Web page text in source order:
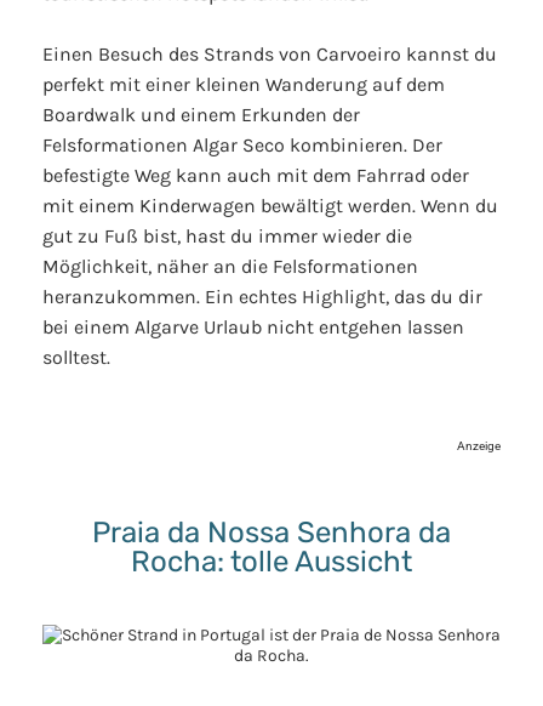
Einen Besuch des Strands von Carvoeiro kannst du
perfekt mit einer kleinen Wanderung auf dem
Boardwalk und einem Erkunden der
Felsformationen Algar Seco kombinieren. Der
befestigte Weg kann auch mit dem Fahrrad oder
mit einem Kinderwagen bewältigt werden. Wenn du
gut zu Fuß bist, hast du immer wieder die
Möglichkeit, näher an die Felsformationen
heranzukommen. Ein echtes Highlight, das du dir
bei einem Algarve Urlaub nicht entgehen lassen
solltest.
Anzeige
Praia da Nossa Senhora da
Rocha: tolle Aussicht